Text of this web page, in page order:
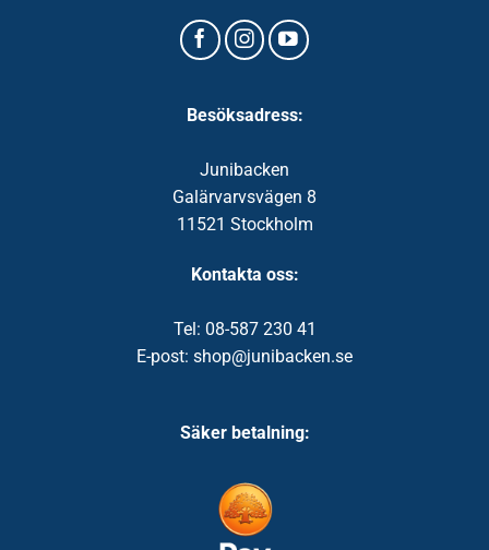
Besöksadress:
Junibacken
Galärvarvsvägen 8
11521 Stockholm
Kontakta oss:
Tel: 08-587 230 41
E-post: shop@junibacken.se
Säker betalning: